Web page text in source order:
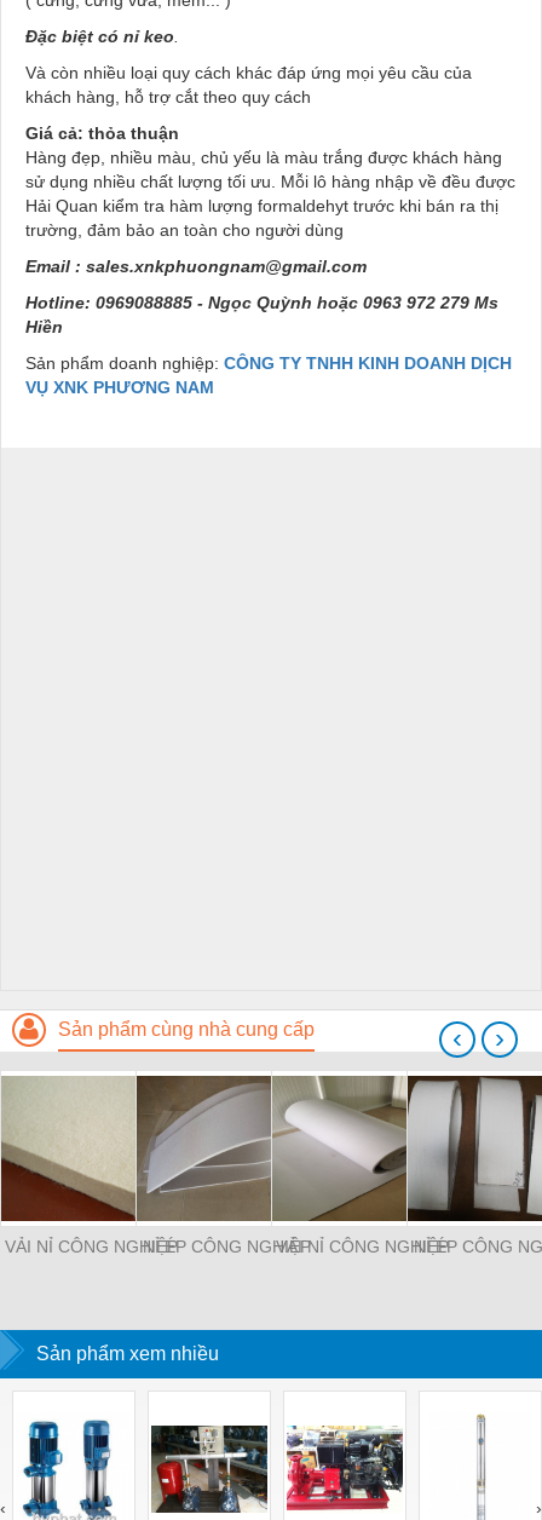
Đặc biệt có nỉ keo
Và còn nhiều loại quy cách khác đáp ứng mọi yêu cầu của
khách hàng, hỗ trợ cắt theo quy cách
Giá cả: thỏa thuận
Hàng đẹp, nhiều màu, chủ yếu là màu trắng được khách hàng
sử dụng nhiều chất lượng tối ưu. Mỗi lô hàng nhập về đều được
Hải Quan kiểm tra hàm lượng formaldehyt trước khi bán ra thị
trường, đảm bảo an toàn cho người dùng
Email : sales.xnkphuongnam@gmail.com
Hotline: 0969088885 - Ngọc Quỳnh hoặc 0963 972 279 Ms
Hiền
Sản phẩm doanh nghiệp: CÔNG TY TNHH KINH DOANH DỊCH
VỤ XNK PHƯƠNG NAM
Sản phẩm cùng nhà cung cấp
VẢI NỈ CÔNG NGHIỆPNỈ ÉP CÔNG NGHIỆPVẢI NỈ CÔNG NGHIỆPNỈ ÉP CÔNG
‹ ›
Sản phẩm xem nhiều
‹ ›